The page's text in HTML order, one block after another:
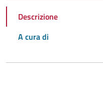
Descrizione
A cura di